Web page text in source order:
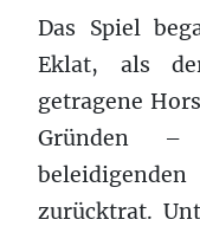
Das Spiel
Eklat, als
getragene
Gründen –
zurücktrat.